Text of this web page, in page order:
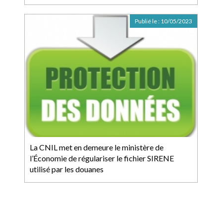
La CNIL met en demeure le ministère de
l’Économie de régulariser le fichier SIRENE
utilisé par les douanes
Publié le : 10/05/2023